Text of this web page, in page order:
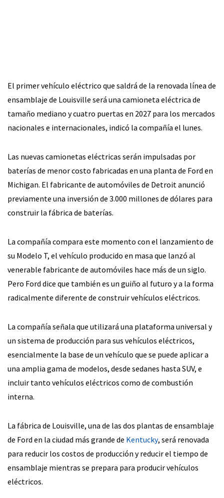
El primer vehículo eléctrico que saldrá de la renovada línea de
ensamblaje de Louisville será una camioneta eléctrica de
tamaño mediano y cuatro puertas en 2027 para los mercados
nacionales e internacionales, indicó la compañía el lunes.
Las nuevas camionetas eléctricas serán impulsadas por
baterías de menor costo fabricadas en una planta de Ford en
Michigan. El fabricante de automóviles de Detroit anunció
previamente una inversión de 3.000 millones de dólares para
construir la fábrica de baterías.
La compañía compara este momento con el lanzamiento de
su Modelo T, el vehículo producido en masa que lanzó al
venerable fabricante de automóviles hace más de un siglo.
Pero Ford dice que también es un guiño al futuro y a la forma
radicalmente diferente de construir vehículos eléctricos.
La compañía señala que utilizará una plataforma universal y
un sistema de producción para sus vehículos eléctricos,
esencialmente la base de un vehículo que se puede aplicar a
una amplia gama de modelos, desde sedanes hasta SUV, e
incluir tanto vehículos eléctricos como de combustión
interna.
La fábrica de Louisville, una de las dos plantas de ensamblaje
de Ford en la ciudad más grande de Kentucky, será renovada
para reducir los costos de producción y reducir el tiempo de
ensamblaje mientras se prepara para producir vehículos
eléctricos.